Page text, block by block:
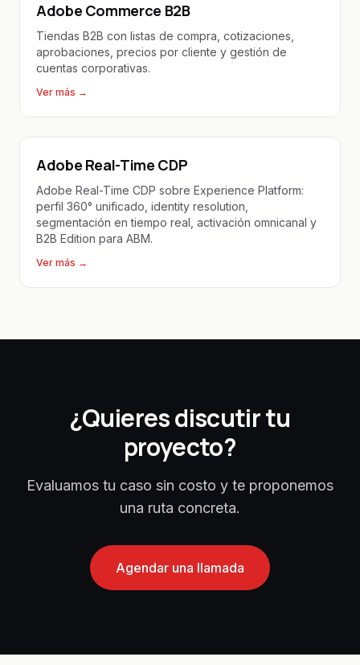
Adobe Commerce B2B
Tiendas B2B con listas de compra, cotizaciones,
aprobaciones, precios por cliente y gestión de
cuentas corporativas.
Ver más →
Adobe Real-Time CDP
Adobe Real-Time CDP sobre Experience Platform:
perfil 360° unificado, identity resolution,
segmentación en tiempo real, activación omnicanal y
B2B Edition para ABM.
Ver más →
¿Quieres discutir tu
proyecto?
Evaluamos tu caso sin costo y te proponemos
una ruta concreta.
Agendar una llamada